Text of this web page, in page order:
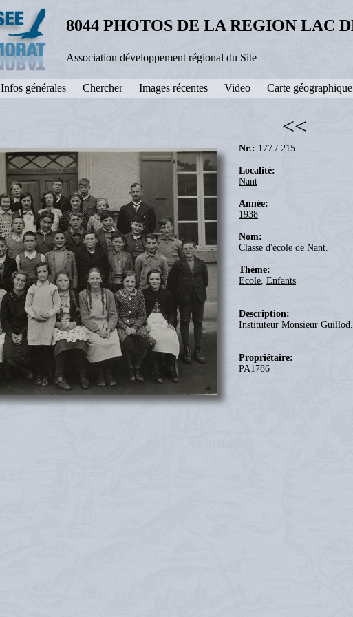
8044 PHOTOS DE LA REGION LAC
Association développement régional du Site
Infos générales Chercher Images récentes Video Carte géographique
<<
Nr.: 177 / 215
Localité:
Nant
Année:
1938
Nom:
Classe d'école de Nant.
Thème:
Ecole, Enfants
Description:
Instituteur Monsieur Guillod.
Propriétaire:
PA1786